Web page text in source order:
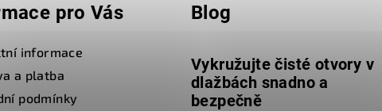
pro Vás
informace
a platba
podmínky
Blog
Vykružujte čisté otvory v
dlažbách snadno a
bezpečně